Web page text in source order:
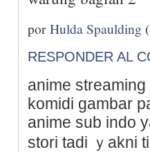
porHulda Spaulding
RESPONDER AL
animе
komidi ɡambar
anime sub indo
stori tadi ｙakni